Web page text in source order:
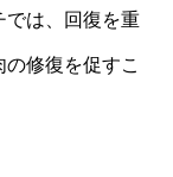
では、回復を重
修復を促すこ